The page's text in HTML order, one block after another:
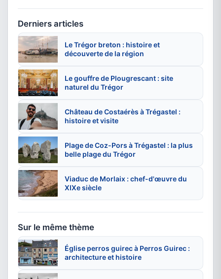
Derniers articles
Le Trégor breton : histoire et
découverte de la région
Le gouffre de Plougrescant : site
naturel du Trégor
Château de Costaérès à Trégastel :
histoire et visite
Plage de Coz-Pors à Trégastel : la plus
belle plage du Trégor
Viaduc de Morlaix : chef-d'œuvre du
XIXe siècle
Sur le même thème
Église perros guirec à Perros Guirec :
architecture et histoire